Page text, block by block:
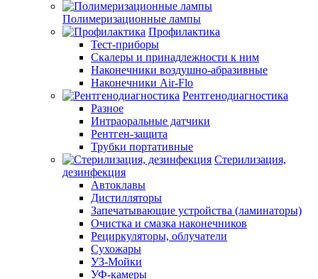
Полимеризационные лампы
Профилактика
Тест-приборы
Скалеры и принадлежности к ним
Наконечники воздушно-абразивные
Наконечники Air-Flo
Рентгенодиагностика
Разное
Интраоральные датчики
Рентген-защита
Трубки портативные
Стерилизация,
дезинфекция
Автоклавы
Дистилляторы
Запечатывающие устройства (ламинаторы)
Очистка и смазка наконечников
Рециркуляторы, облучатели
Сухожары
УЗ-Мойки
УФ-камеры